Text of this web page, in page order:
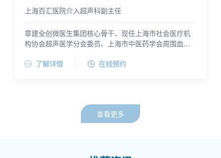
上海百汇医院介入超声科副主任
章建全创微医生集团核心骨干、现任上海市社会医疗机
构协会超声医学分会委员、上海市中医药学会周围血管
抽液硬化治疗，以及甲状腺、乳腺、肝脏、肾脏实体肿
了解详情 在线预约
查看更多